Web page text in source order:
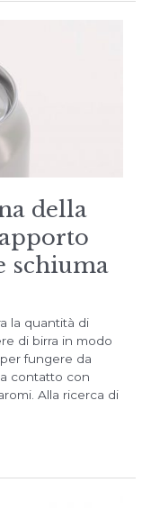
della
schiuma
la quantità di
di birra in modo
fungere da
contatto con
Alla ricerca di